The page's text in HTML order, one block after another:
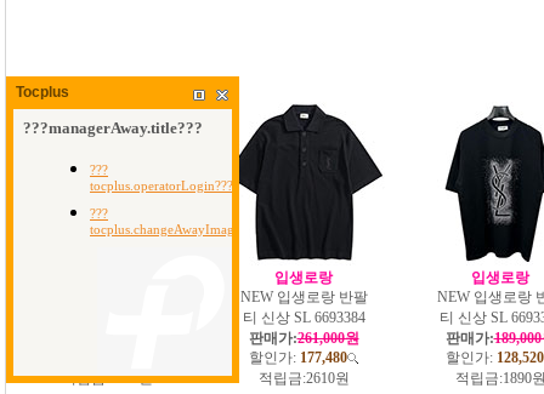
적립금:2100원
입생로랑
NEW 입생로랑 반팔
티 신상 SL 6693384
판매가:261,000원
할인가: 177,480
적립금:2610원
입생로랑
NEW 입생로랑
티 신상 SL
판매가:
할인가: 128,520
적립금:1890
Tocplus